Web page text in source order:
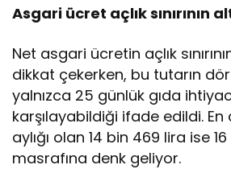
Asgari ücret açlık sınırının
Net asgari ücretin açlık
dikkat çekerken, bu tutarın
yalnızca 25 günlük gıda
karşılayabildiği ifade edildi. En
aylığı olan 14 bin 469 lira ise
masrafına denk geliyor.